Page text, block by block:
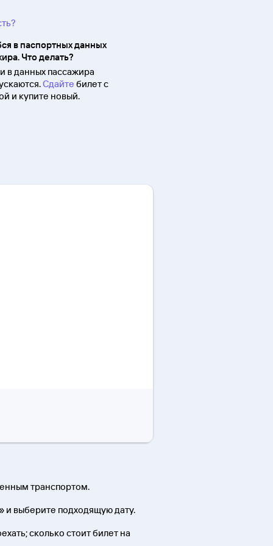
в паспортных данных
Что делать?
в данных пассажира
Сдайте билет с
и купите новый.
транспортом.
и выберите подходящую дату.
сколько стоит билет на